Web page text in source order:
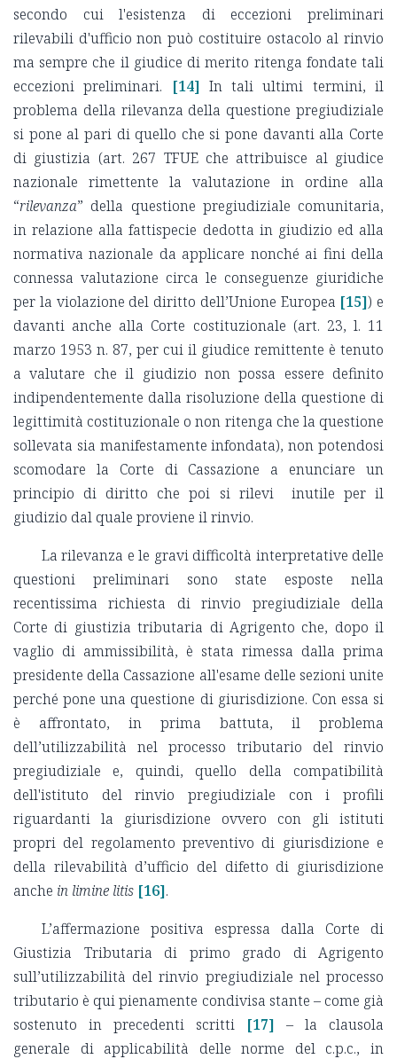
secondo cui l'esistenza di eccezioni preliminari
rilevabili d'ufficio non può costituire ostacolo al rinvio
ma sempre che il giudice di merito ritenga fondate tali
eccezioni preliminari.
[14] In tali ultimi termini, il
problema della rilevanza della questione pregiudiziale
si pone al pari di quello che si pone davanti alla Corte
di giustizia (art. 267 TFUE che attribuisce al giudice
nazionale rimettente la valutazione in ordine alla
“rilevanza” della questione pregiudiziale comunitaria,
in relazione alla fattispecie dedotta in giudizio ed alla
normativa nazionale da applicare nonché ai fini della
connessa valutazione circa le conseguenze giuridiche
per la violazione del diritto dell’Unione Europea [15]) e
davanti anche alla Corte costituzionale (art. 23, l. 11
marzo 1953 n. 87, per cui il giudice remittente è tenuto
a valutare che il giudizio non possa essere definito
indipendentemente dalla risoluzione della questione di
legittimità costituzionale o non ritenga che la questione
sollevata sia manifestamente infondata), non potendosi
scomodare la Corte di Cassazione a enunciare un
principio di diritto che poi si rilevi inutile per il
giudizio dal quale proviene il rinvio.
La rilevanza e le gravi difficoltà interpretative delle
questioni preliminari sono state esposte nella
recentissima richiesta di rinvio pregiudiziale della
Corte di giustizia tributaria di Agrigento che, dopo il
vaglio di ammissibilità, è stata rimessa dalla prima
presidente della Cassazione all'esame delle sezioni unite
perché pone una questione di giurisdizione. Con essa si
è affrontato, in prima battuta, il problema
dell’utilizzabilità nel processo tributario del rinvio
pregiudiziale e, quindi, quello della compatibilità
dell'istituto del rinvio pregiudiziale con i profili
riguardanti la giurisdizione ovvero con gli istituti
propri del regolamento preventivo di giurisdizione e
della rilevabilità d’ufficio del difetto di giurisdizione
anche in limine litis [16].
L’affermazione positiva espressa dalla Corte di
Giustizia Tributaria di primo grado di Agrigento
sull’utilizzabilità del rinvio pregiudiziale nel processo
tributario è qui pienamente condivisa stante – come già
sostenuto in precedenti scritti
[17] – la clausola
generale di applicabilità delle norme del c.p.c., in